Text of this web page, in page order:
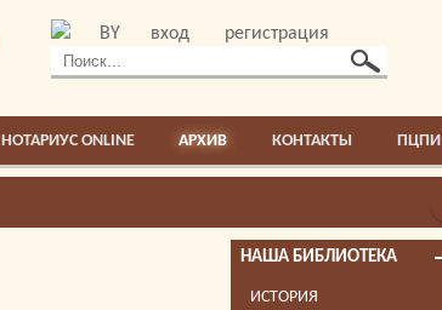
BY вход регистрация
НОТАРИУС ONLINE АРХИВ КОНТАКТЫ ПЦПИ
НАША БИБЛИОТЕКА
ИСТОРИЯ